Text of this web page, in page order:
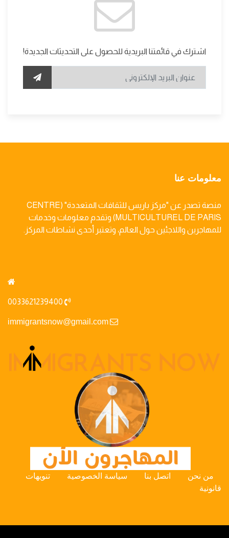
اشترك في قائمتنا البريدية للحصول على التحديثات الجديدة!
معلومات عنا
منصة تصدر عن "مركز باريس للثقافات المتعددة" (CENTRE
MULTICULTUREL DE PARIS) وتقدم معلومات وخدمات
للمهاجرين واللاجئين حول العالم، وتعتبر أحدى نشاطات المركز.
immigrantsnow@gmail.com
من نحن اتصل بنا سياسة الخصوصية
تنويهات
قانونية